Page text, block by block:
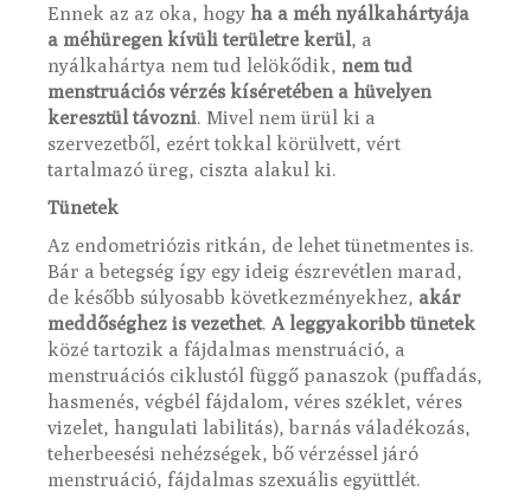
Ennek az az oka, hogy ha a méh nyálkahártyája
a méhüregen kívüli területre kerül, a
nyálkahártya nem tud lelökődik, nem tud
menstruációs vérzés kíséretében a hüvelyen
keresztül távozni. Mivel nem ürül ki a
szervezetből, ezért tokkal körülvett, vért
tartalmazó üreg, ciszta alakul ki.
Tünetek
Az endometriózis ritkán, de lehet tünetmentes is.
Bár a betegség így egy ideig észrevétlen marad,
de később súlyosabb következményekhez, akár
meddőséghez is vezethet. A leggyakoribb tünetek
közé tartozik a fájdalmas menstruáció, a
menstruációs ciklustól függő panaszok (puffadás,
hasmenés, végbél fájdalom, véres széklet, véres
vizelet, hangulati labilitás), barnás váladékozás,
teherbeesési nehézségek, bő vérzéssel járó
menstruáció, fájdalmas szexuális együttlét.